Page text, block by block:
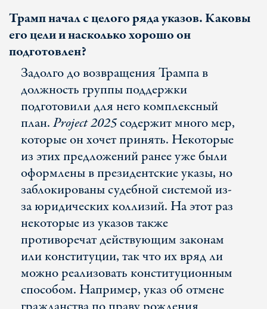
Трамп начал с целого ряда указов. Каковы
его цели и насколько хорошо он
подготовлен?
Задолго до возвращения Трампа в
должность группы поддержки
подготовили для него комплексный
план.Project 2025содержит много мер,
которые он хочет принять. Некоторые
из этих предложений ранее уже были
оформлены в президентские указы, но
заблокированы судебной системой из-
за юридических коллизий. На этот раз
некоторые из указов также
противоречат действующим законам
или конституции, так что их вряд ли
можно реализовать конституционным
способом. Например, указ об отмене